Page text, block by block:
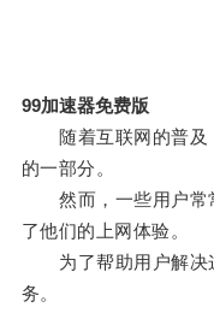
99加速器免费版
随着互联网的普及
的一部分。
然而，一些用户常
了他们的上网体验。
为了帮助用户解决
务。